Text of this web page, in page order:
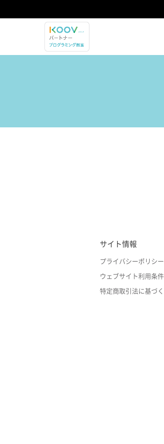
サイト情報
プライバシーポリシ
ウェブサイト利用条件
特定商取引法に基づ